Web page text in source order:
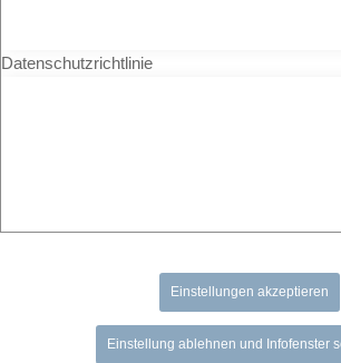
Datenschutzrichtlinie
Einstellungen akzeptieren
Einstellung ablehnen und Infofenster